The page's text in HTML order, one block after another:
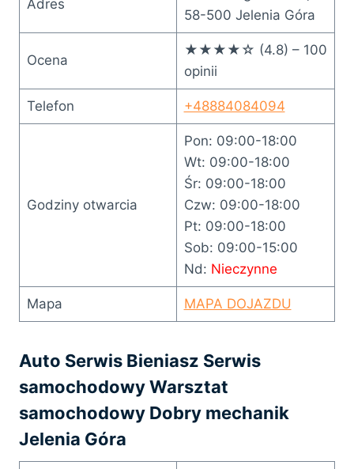
Adres
58-500 Jelenia Góra
Ocena
★★★★☆ (4.8) – 100
opinii
Telefon +48884084094
Godziny otwarcia
Pon: 09:00-18:00
Wt: 09:00-18:00
Śr: 09:00-18:00
Czw: 09:00-18:00
Pt: 09:00-18:00
Sob: 09:00-15:00
Nd: Nieczynne
Mapa MAPA DOJAZDU
Auto Serwis Bieniasz Serwis
samochodowy Warsztat
samochodowy Dobry mechanik
Jelenia Góra